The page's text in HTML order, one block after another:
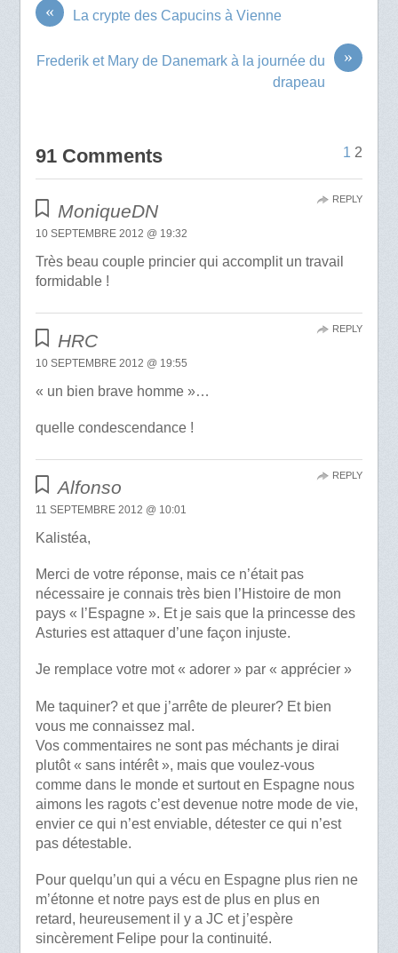
« La crypte des Capucins à Vienne
»
Frederik et Mary de Danemark à la journée du
drapeau
91 Comments 1 2
MoniqueDN
10 SEPTEMBRE 2012 @ 19:32
Très beau couple princier qui accomplit un travail
formidable !
REPLY
HRC
10 SEPTEMBRE 2012 @ 19:55
« un bien brave homme »…
quelle condescendance !
REPLY
Alfonso
11 SEPTEMBRE 2012 @ 10:01
Kalistéa,
Merci de votre réponse, mais ce n’était pas
nécessaire je connais très bien l’Histoire de mon
pays « l’Espagne ». Et je sais que la princesse des
Asturies est attaquer d’une façon injuste.
Je remplace votre mot « adorer » par « apprécier »
Me taquiner? et que j’arrête de pleurer? Et bien
vous me connaissez mal.
Vos commentaires ne sont pas méchants je dirai
plutôt « sans intérêt », mais que voulez-vous
comme dans le monde et surtout en Espagne nous
aimons les ragots c’est devenue notre mode de vie,
envier ce qui n’est enviable, détester ce qui n’est
pas détestable.
Pour quelqu’un qui a vécu en Espagne plus rien ne
m’étonne et notre pays est de plus en plus en
retard, heureusement il y a JC et j’espère
sincèrement Felipe pour la continuité.
REPLY